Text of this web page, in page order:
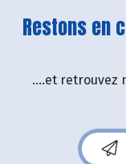
Restons en
....et retrouvez